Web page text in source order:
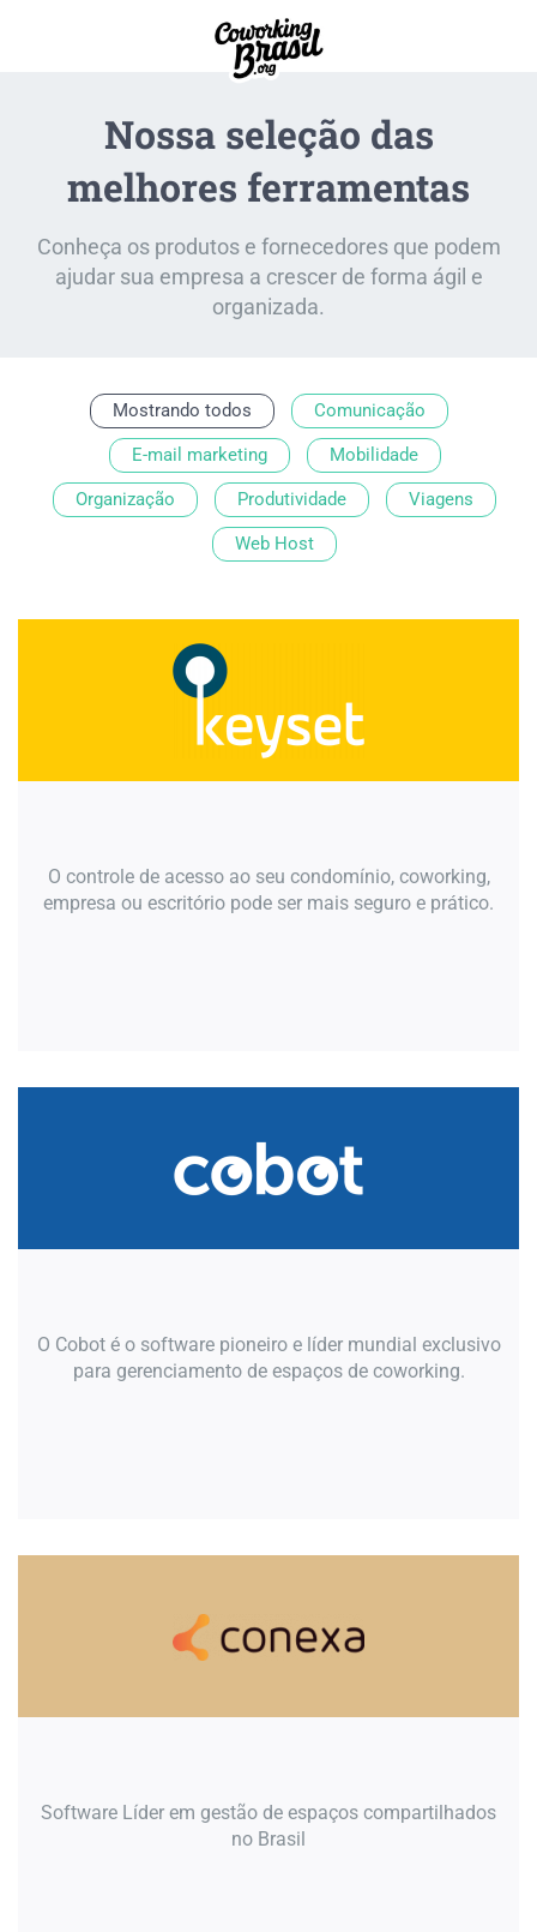
Nossa seleção das
melhores ferramentas
Conheça os produtos e fornecedores que podem
ajudar sua empresa a crescer de forma ágil e
organizada.
Mostrando todos Comunicação
E-mail marketing Mobilidade
Organização Produtividade Viagens
Web Host
O controle de acesso ao seu condomínio, coworking,
empresa ou escritório pode ser mais seguro e prático.
O Cobot é o software pioneiro e líder mundial exclusivo
para gerenciamento de espaços de coworking.
Software Líder em gestão de espaços compartilhados
no Brasil